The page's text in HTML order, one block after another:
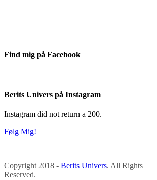
Find mig på Facebook
Berits Univers på Instagram
Instagram did not return a 200.
Følg Mig!
Copyright 2018 - Berits Univers. All Rights
Reserved.